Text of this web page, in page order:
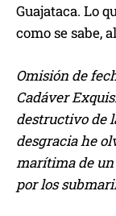
Guajataca. Lo
como se sabe,
Omisión de
Cadáver
destructivo de
desgracia he
marítima de
por los